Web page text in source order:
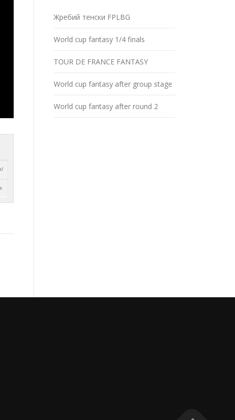
Жребий тенски FPLBG
World cup fantasy 1/4 finals
TOUR DE FRANCE FANTASY
World cup fantasy after group stage
World cup fantasy after round 2